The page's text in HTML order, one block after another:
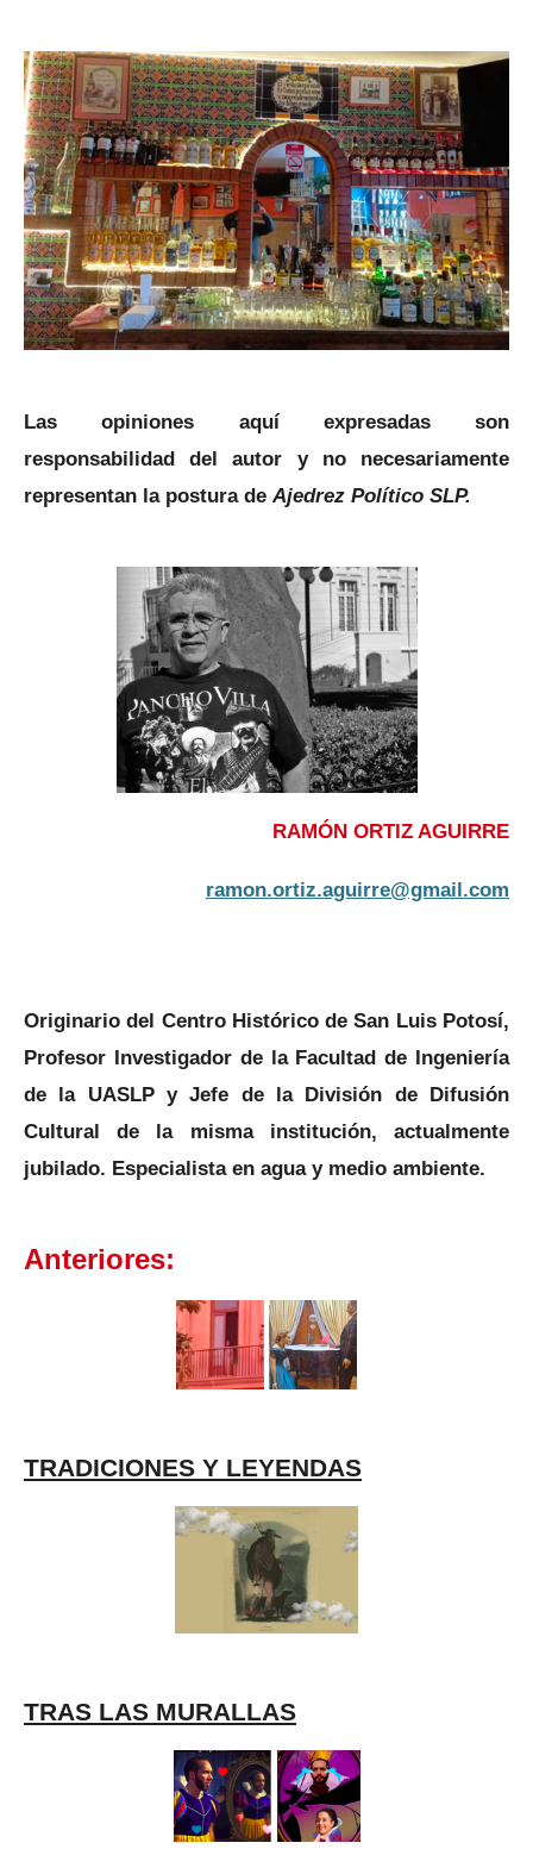
Las opiniones aquí expresadas son
responsabilidad del autor y no necesariamente
representan la postura de Ajedrez Político SLP.
RAMÓN ORTIZ AGUIRRE
ramon.ortiz.aguirre@gmail.com
Originario del Centro Histórico de San Luis Potosí,
Profesor Investigador de la Facultad de Ingeniería
de la UASLP y Jefe de la División de Difusión
Cultural de la misma institución, actualmente
jubilado. Especialista en agua y medio ambiente.
Anteriores:
TRADICIONES Y LEYENDAS
TRAS LAS MURALLAS